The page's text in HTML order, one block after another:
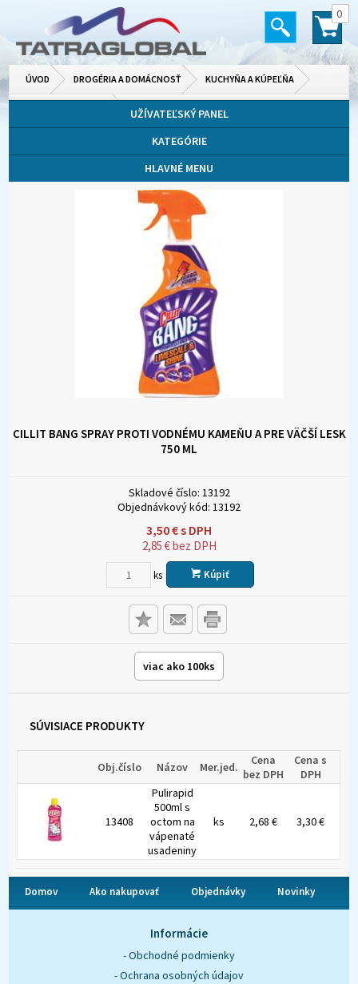
0
ÚVOD DROGÉRIA A DOMÁCNOSŤ KUCHYŇA A KÚPEĽŇA
UŽÍVATEĽSKÝ PANEL
KATEGÓRIE
HLAVNÉ MENU
CILLIT BANG SPRAY PROTI VODNÉMU KAMEŇU A PRE VÄČŠÍ LESK
750 ML
Skladové číslo: 13192
Objednávkový kód: 13192
3,50€s DPH
2,85€bez DPH
ks Kúpiť
viac ako 100ks
SÚVISIACE PRODUKTY
Obj.číslo Názov Mer.jed.
Cena
bez DPH
Cena s
DPH
13408
Pulirapid
500ml s
octom na
vápenaté
usadeniny
ks 2,68 € 3,30 €
Domov Ako nakupovať Objednávky Novinky
Informácie
- Obchodné podmienky
- Ochrana osobných údajov